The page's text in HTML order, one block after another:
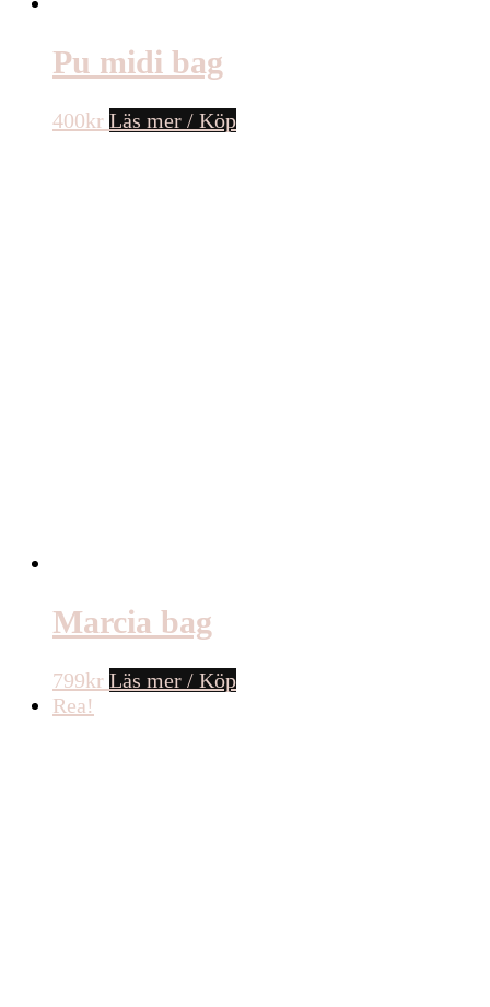
Pu midi bag
400kr Läs mer / Köp
Marcia bag
799kr Läs mer / Köp
Rea!